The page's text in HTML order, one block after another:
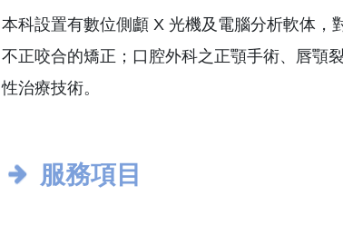
本科設置有數位側顱 X 光機及電腦分析軟体，
不正咬合的矯正；口腔外科之正顎手術、唇顎
性治療技術。
服務項目